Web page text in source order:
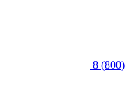
8 (800)